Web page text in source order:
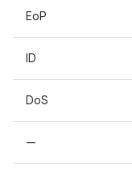
EoP
ID
DoS
—